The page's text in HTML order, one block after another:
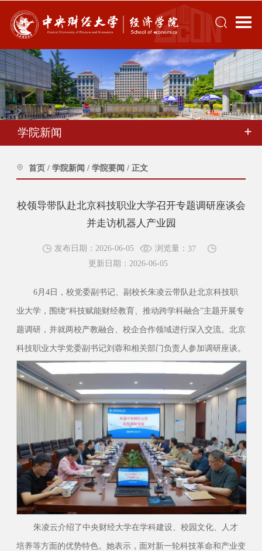
学院新闻
首页 / 学院新闻 / 学院要闻 / 正文
校领导带队赴北京科技职业大学召开专题调研座谈会
并走访机器人产业园
发布日期：2026-06-05 浏览量： 37
更新日期：2026-06-05
6月4日，校党委副书记、副校长朱凌云带队赴北京科技职
业大学，围绕“科技赋能财经教育、推动跨学科融合”主题开展专
题调研，并就两校产教融合、校企合作领域进行深入交流。北京
科技职业大学党委副书记刘蓉和相关部门负责人参加调研座谈。
朱凌云介绍了中央财经大学在学科建设、校园文化、人才
培养等方面的优势特色。她表示，面对新一轮科技革命和产业变